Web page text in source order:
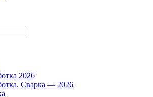
2026
Сварка — 2026